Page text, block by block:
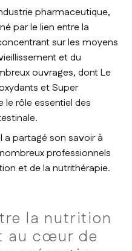
pharmaceutique,
par le lien entre la
sur les moyens
et du
ouvrages, dont Le
et Super
rôle essentiel des
a partagé son savoir à
professionnels
et de la nutrithérapie.
la nutrition
au cœur de